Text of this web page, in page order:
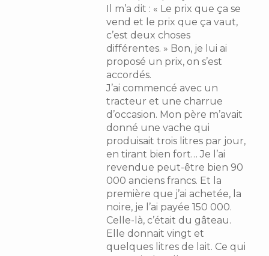
Il m’a dit : « Le prix que ça se
vend et le prix que ça vaut,
c’est deux choses
différentes. » Bon, je lui ai
proposé un prix, on s’est
accordés.
J’ai commencé avec un
tracteur et une charrue
d’occasion. Mon père m’avait
donné une vache qui
produisait trois litres par jour,
en tirant bien fort… Je l’ai
revendue peut-être bien 90
000 anciens francs. Et la
première que j’ai achetée, la
noire, je l’ai payée 150 000.
Celle-là, c’était du gâteau.
Elle donnait vingt et
quelques litres de lait. Ce qui